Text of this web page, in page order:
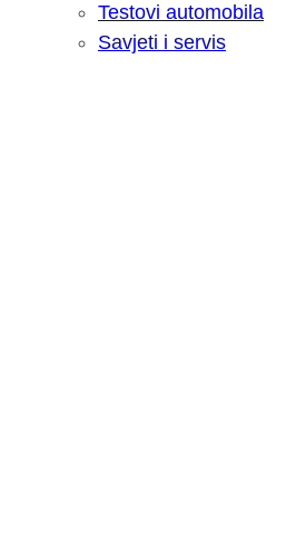
Testovi automobila
Savjeti i servis